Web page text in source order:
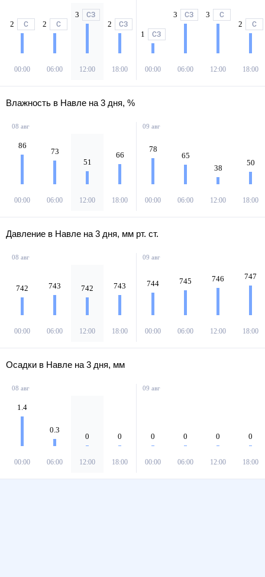
2 С
00:00
2 С
06:00
3 СЗ
12:00
2 СЗ
18:00
1 СЗ
00:00
3 СЗ
06:00
3 С
12:00
2 С
18:00
Влажность в Навле на 3 дня, %
08 авг
86
00:00
73
06:00
51
12:00
66
18:00
09 авг
78
00:00
65
06:00
38
12:00
50
18:00
Давление в Навле на 3 дня, мм рт. ст.
08 авг
742
00:00
743
06:00
742
12:00
743
18:00
09 авг
744
00:00
745
06:00
746
12:00
747
18:00
Осадки в Навле на 3 дня, мм
08 авг
1.4
00:00
0.3
06:00
0
12:00
0
18:00
09 авг
0
00:00
0
06:00
0
12:00
0
18:00